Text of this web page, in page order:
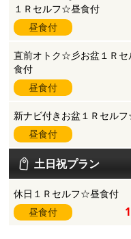
１Ｒセルフ☆昼食付
昼食付
直前オトク☆彡お盆１Ｒ
食付
昼食付
新ナビ付きお盆１Ｒセル
昼食付
土日祝プラン
休日１Ｒセルフ☆昼食付
昼食付